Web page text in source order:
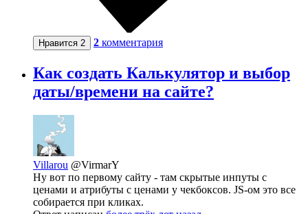
Нравится 2 2 комментария
Как создать Калькулятор и выбор
даты/времени на сайте?
Villarou @VirmarY
Ну вот по первому сайту - там скрытые инпуты с
ценами и атрибуты с ценами у чекбоксов. JS-ом это все
собирается при кликах.